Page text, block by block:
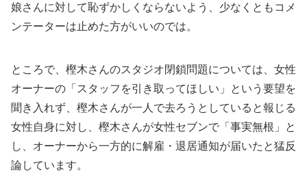
娘さんに対して恥ずかしくならないよう、少なくともコメ
ンテーターは止めた方がいいのでは。
ところで、樫木さんのスタジオ閉鎖問題については、女性
オーナーの「スタッフを引き取ってほしい」という要望を
聞き入れず、樫木さんが一人で去ろうとしていると報じる
女性自身に対し、樫木さんが女性セブンで「事実無根」と
し、オーナーから一方的に解雇・退居通知が届いたと猛反
論しています。